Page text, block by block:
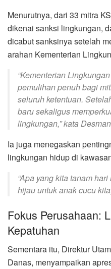
Menurutnya, dari 33 mitra
dikenai sanksi lingkungan,
dicabut sanksinya setelah
arahan Kementerian
“Kementerian
pemulihan penuh bagi
seluruh ketentuan.
baru sekaligus
lingkungan,” kata
Ia juga menegaskan
lingkungan hidup di
“Apa yang kita tanam
hijau untuk anak cucu
Fokus Perusahaan:
Kepatuhan
Sementara itu, Direktur
Danas, menyampaikan